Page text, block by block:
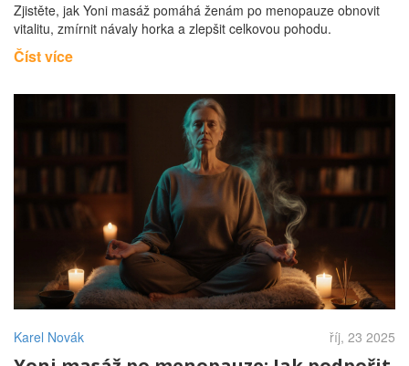
Zjistěte, jak Yoni masáž pomáhá ženám po menopauze obnovit
vitalitu, zmírnit návaly horka a zlepšit celkovou pohodu.
Číst více
Karel Novák říj, 23 2025